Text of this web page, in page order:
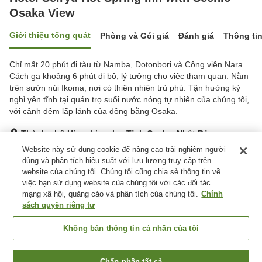
Osaka View
Giới thiệu tổng quát Phòng và Gói giá Đánh giá Thông
Chỉ mất 20 phút đi tàu từ Namba, Dotonbori và Công viên Nara.
Cách ga khoảng 6 phút đi bộ, lý tưởng cho việc tham quan. Nằm
trên sườn núi Ikoma, nơi có thiên nhiên trù phú. Tận hưởng kỳ
nghỉ yên tĩnh tại quán trọ suối nước nóng tự nhiên của chúng tôi,
với cảnh đêm lấp lánh của đồng bằng Osaka.
Thành phố Higashiosaka, Tỉnh Osaka, Nhật Bản
Hiển thị trên bản đồ
Tốt Đánh giá:68lượt
Tiện nghi chỗ nghỉ
Wi-Fi
Suối nước nóng trong nhà
Lounge
Tỉnh Osaka
Website này sử dụng cookie để nâng cao trải nghiệm người
dùng và phân tích hiệu suất với lưu lượng truy cập trên
website của chúng tôi. Chúng tôi cũng chia sẻ thông tin về
việc bạn sử dụng website của chúng tôi với các đối tác
mạng xã hội, quảng cáo và phân tích của chúng tôi. Chính
sách quyền riêng tư
Không bán thông tin cá nhân của tôi